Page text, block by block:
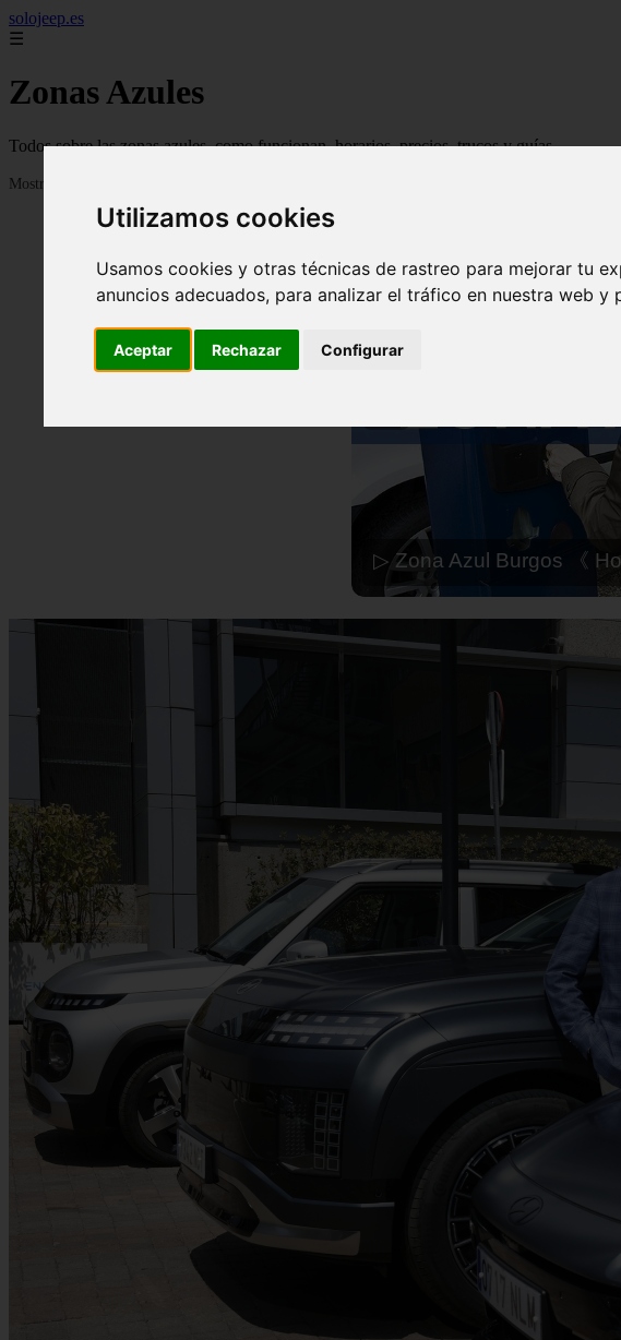
Utilizamos cookies
Usamos cookies y otras técnicas de rastreo para mejorar tu
anuncios adecuados, para analizar el tráfico en nuestra web
Aceptar Rechazar Configurar
solojeep.es
☰
Zonas Azules
Todos sobre las zonas azules, como funcionan, horarios, precios, trucos y guías
Mostrando 1 - 24 de 3336 artículos
▷ Zona Azul Córdoba 《